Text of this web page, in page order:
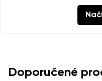
Doporučené